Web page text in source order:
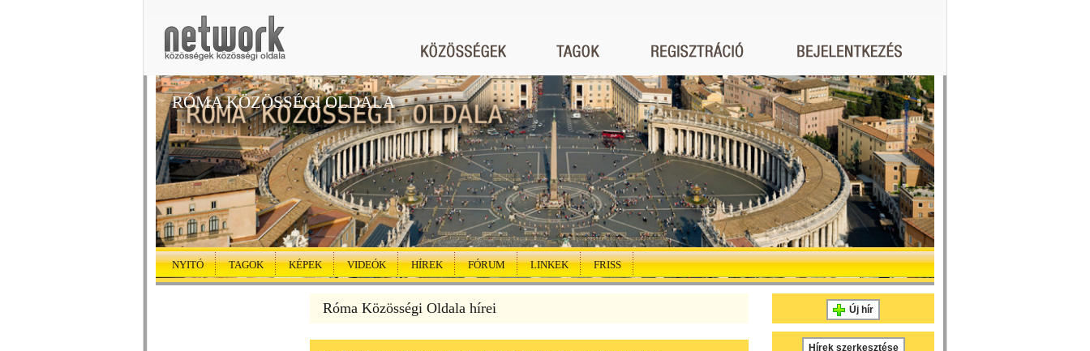
RÓMA KÖZÖSSÉGI OLDALA
NYITÓ TAGOK KÉPEK VIDEÓK HÍREK FÓRUM LINKEK FRISS
Róma Közösségi Oldala hírei Új hír
Hírek szerkesztése